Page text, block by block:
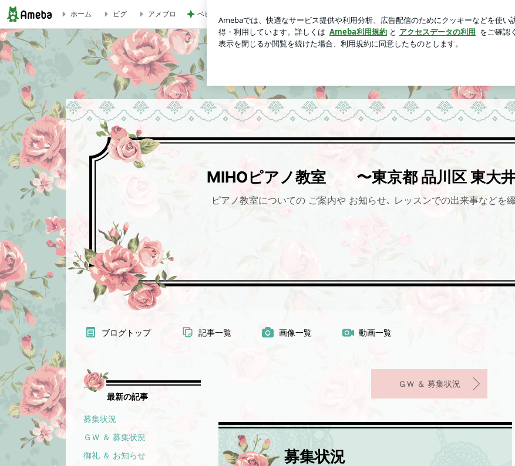
募集状況 | MIHOピアノ教室 〜東京都 品川区 東大井１丁目〜
ホーム ピグ アメブロ ベビーの太くて立派なかかと落とし
MIHOピアノ教室 〜東京都 品川区 東大
ピアノ教室についての ご案内や お知らせ､ レッスンでの出来事などを綴
ブログトップ 記事一覧 画像一覧 動画一覧
ＧＷ ＆ 募集状況
募集状況
最新の記事
募集状況
ＧＷ ＆ 募集状況
御礼 ＆ お知らせ